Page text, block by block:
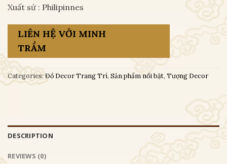
Xuất sứ : Philipinnes
LIÊN HỆ VỚI MINH
TRẦM
Categories:Đồ Decor Trang Trí, Sản phẩm nổi bật, Tượng Decor
DESCRIPTION
REVIEWS (0)